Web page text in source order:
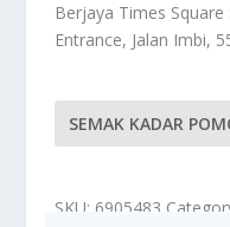
Berjaya Times
Entrance, Jalan Imbi,
SEMAK KADAR
SKU: 6905483